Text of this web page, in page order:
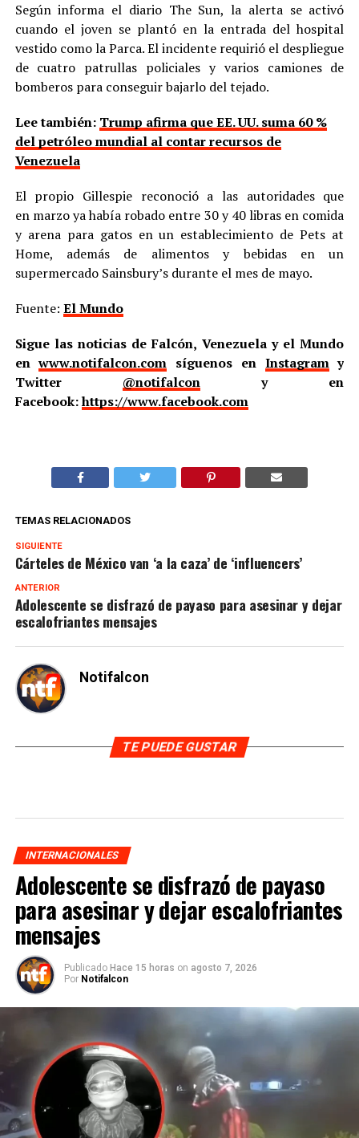
Según informa el diario The Sun, la alerta se activó
cuando el joven se plantó en la entrada del hospital
vestido como la Parca. El incidente requirió el despliegue
de cuatro patrullas policiales y varios camiones de
bomberos para conseguir bajarlo del tejado.
Lee también: Trump afirma que EE. UU. suma 60 %
del petróleo mundial al contar recursos de
Venezuela
El propio Gillespie reconoció a las autoridades que
en marzo ya había robado entre 30 y 40 libras en comida
y arena para gatos en un establecimiento de Pets at
Home, además de alimentos y bebidas en un
supermercado Sainsbury’s durante el mes de mayo.
Fuente: El Mundo
Sigue las noticias de Falcón, Venezuela y el Mundo
enwww.notifalcon.com síguenos en Instagramy
Twitter @notifalcony en
Facebook:https://www.facebook.com
TEMAS RELACIONADOS
SIGUIENTE
Cárteles de México van ‘a la caza’ de ‘influencers’
ANTERIOR
Adolescente se disfrazó de payaso para asesinar y dejar
escalofriantes mensajes
Notifalcon
TE PUEDE GUSTAR
INTERNACIONALES
Adolescente se disfrazó de payaso
para asesinar y dejar escalofriantes
mensajes
Publicado Hace 15 horas on agosto 7, 2026
Por Notifalcon